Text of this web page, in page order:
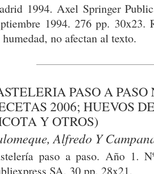
1994. Axel Springer
1994. 276 pp. 30x23.
humedad, no afectan al texto.
PASO A
2006; HUEVOS
Y OTROS)
Alfredo Y
paso a paso. Año 1.
SA. 30 pp. 28x21.